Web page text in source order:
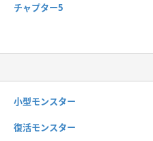
チャプター5
小型モンスター
復活モンスター